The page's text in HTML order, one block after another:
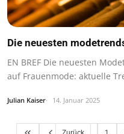
Die neuesten
EN BREF Die neuesten
auf Frauenmode: aktuelle
Julian Kaiser 14. Januar 2025